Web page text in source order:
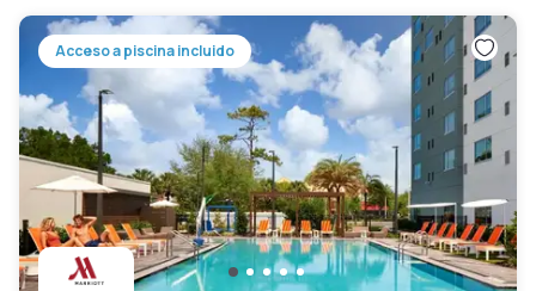
Acceso a piscina incluido